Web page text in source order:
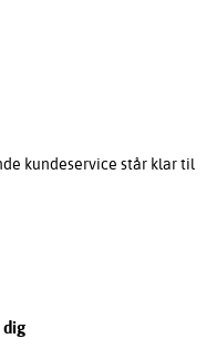
kundeservice står klar til